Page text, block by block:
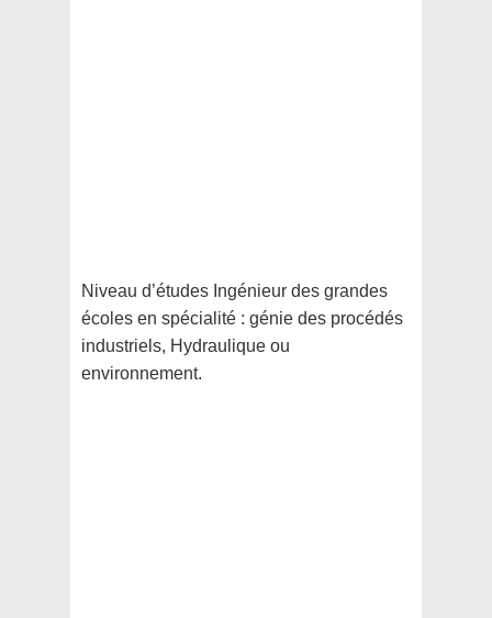
Niveau d’études Ingénieur des grandes
écoles en spécialité : génie des procédés
industriels, Hydraulique ou
environnement.